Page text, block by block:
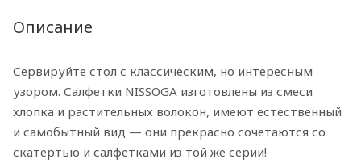
Описание
Сервируйте стол с классическим, но интересным
узором. Салфетки NISSÖGA изготовлены из смеси
хлопка и растительных волокон, имеют естественный
и самобытный вид — они прекрасно сочетаются со
скатертью и салфетками из той же серии!